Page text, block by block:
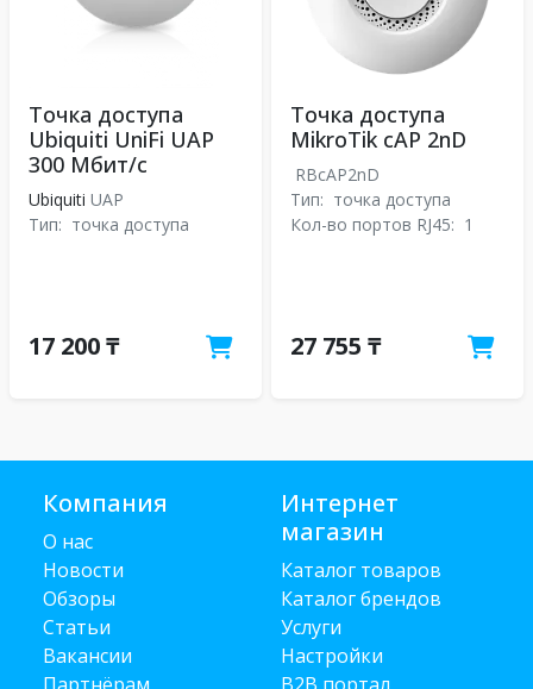
Точка доступа
Ubiquiti UniFi UAP
300 Мбит/с
Ubiquiti UAP
Тип: точка доступа
17 200 ₸
Точка доступа
MikroTik cAP 2nD
RBcAP2nD
Тип: точка доступа
Кол-во портов RJ45: 1
27 755 ₸
Компания
О нас
Новости
Обзоры
Статьи
Вакансии
Интернет
магазин
Каталог товаров
Каталог брендов
Услуги
Настройки